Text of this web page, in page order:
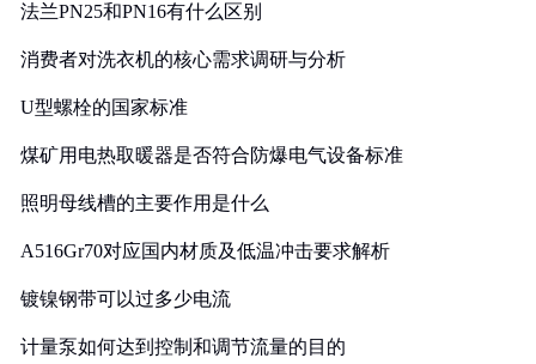
法兰PN25和PN16有什么区别
消费者对洗衣机的核心需求调研与分析
U型螺栓的国家标准
煤矿用电热取暖器是否符合防爆电气设备标准
照明母线槽的主要作用是什么
A516Gr70对应国内材质及低温冲击要求解析
镀镍钢带可以过多少电流
计量泵如何达到控制和调节流量的目的